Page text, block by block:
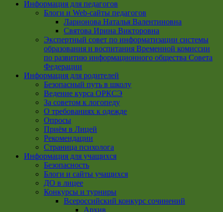
Информация для педагогов
Блоги и Web-сайты педагогов
Ларионова Наталья Валентиновна
Святова Ирина Викторовна
Экспертный совет по информатизации системы
образования и воспитания Временной комиссии
по развитию информационного общества Совета
Федерации
Информация для родителей
Безопасный путь в школу
Ведение курса ОРКСЭ
За советом к логопеду
О требованиях к одежде
Опросы
Приём в Лицей
Рекомендации
Страница психолога
Информация для учащихся
Безопасность
Блоги и сайты учащихся
ДО в лицее
Конкурсы и турниры
Всероссийский конкурс сочинений
Архив